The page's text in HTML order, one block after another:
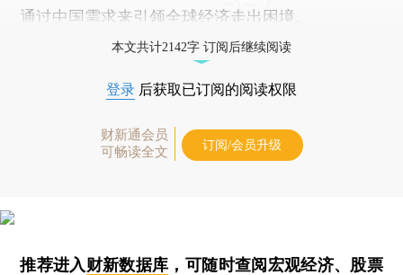
通过中国需求来引领全球经济走出困境。
本文共计2142字 订阅后继续阅读
登录 后获取已订阅的阅读权限
财新通会员
可畅读全文
订阅/会员升级
推荐进入财新数据库 ，可随时查阅宏观经济、股票